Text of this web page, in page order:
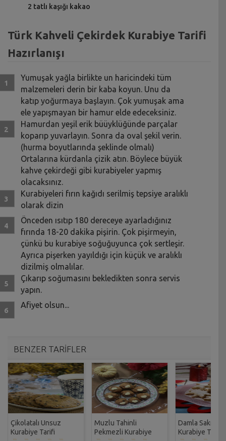
2 tatlı kaşığı kakao
Türk Kahveli Çekirdek Kurabiye Tarifi
Hazırlanışı
Yumuşak yağla birlikte un haricindeki tüm
malzemeleri derin bir kaba koyun. Unu da
katıp yoğurmaya başlayın. Çok yumuşak ama
ele yapışmayan bir hamur elde edeceksiniz.
Hamurdan yeşil erik büüyklüğünde parçalar
koparıp yuvarlayın. Sonra da oval şekil verin.
(hurma boyutlarında şeklinde olmalı)
Ortalarına kürdanla çizik atın. Böylece büyük
kahve çekirdeği gibi kurabiyeler yapmış
olacaksınız.
Kurabiyeleri fırın kağıdı serilmiş tepsiye aralıklı
olarak dizin
Önceden ısıtıp 180 dereceye ayarladığınız
fırında 18-20 dakika pişirin. Çok pişirmeyin,
çünkü bu kurabiye soğuğuyunca çok sertleşir.
Ayrıca pişerken yayıldığı için küçük ve aralıklı
dizilmiş olmalılar.
Çıkarıp soğumasını bekledikten sonra servis
yapın.
Afiyet olsun...
BENZER TARİFLER
Çikolatalı Unsuz
Kurabiye Tarifi
Muzlu Tahinli
Pekmezli Kurabiye
Damla Sakızlı
Kurabiye Tarifi